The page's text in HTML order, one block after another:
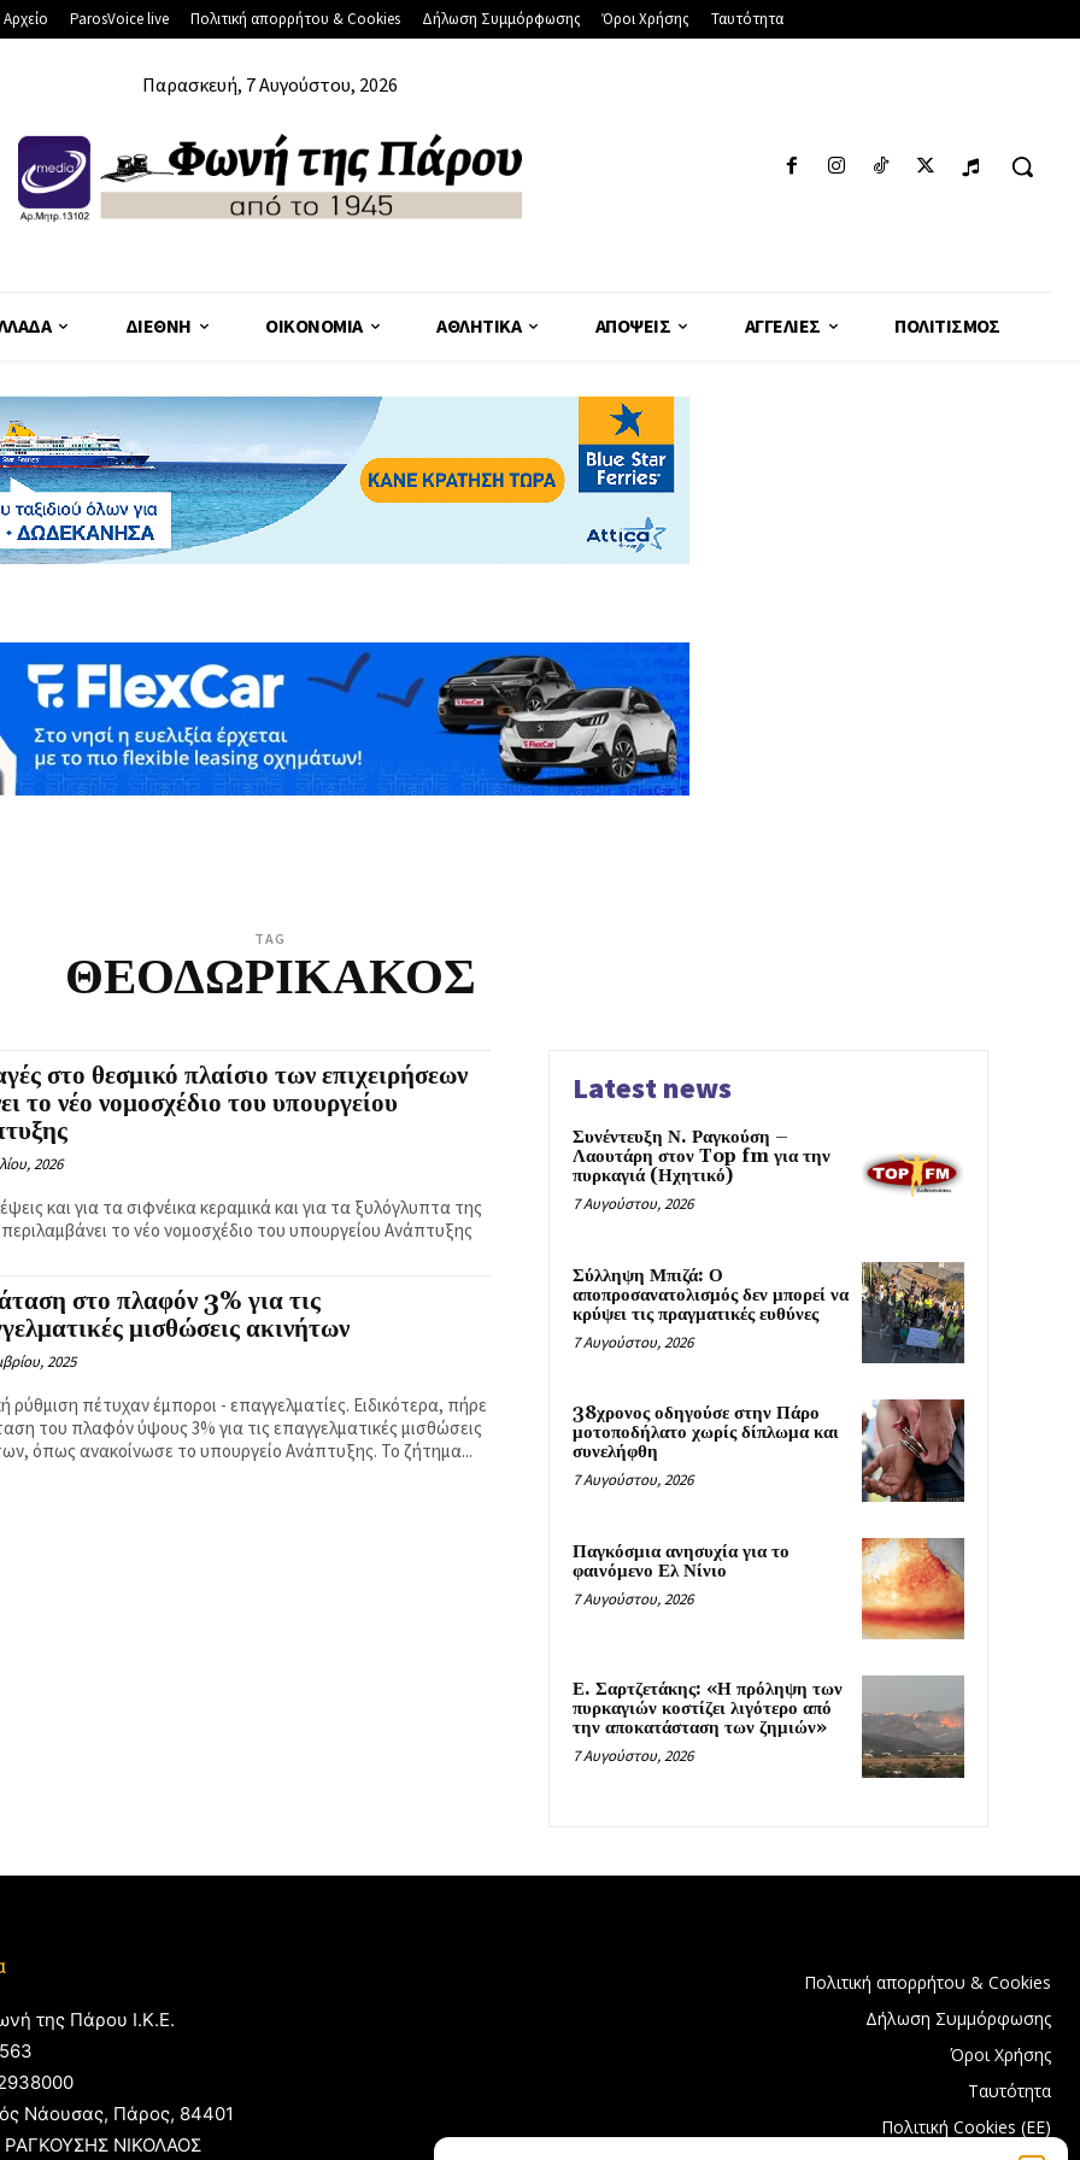
ParosVoice live Πολιτική απορρήτου & Cookies Δήλωση Συμμόρφωσης Όροι Χρήσης Ταυτότητα
Παρασκευή, 7 Αυγούστου, 2026
ΔΙΕΘΝΉ ΟΙΚΟΝΟΜΊΑ ΑΘΛΗΤΙΚΆ ΑΠΌΨΕΙΣ ΑΓΓΕΛΊΕΣ ΠΟΛΙΤΙΣΜΌΣ
TAG
ΘΕΟΔΩΡΙΚΑΚΟΣ
στο θεσμικό πλαίσιο των επιχειρήσεων
το νέο νομοσχέδιο του υπουργείου
2026
και για τα σιφνέικα κεραμικά και για τα ξυλόγλυπτα της
το νέο νομοσχέδιο του υπουργείου Ανάπτυξης
στο πλαφόν 3% για τις
μισθώσεις ακινήτων
2025
ρύθμιση πέτυχαν έμποροι - επαγγελματίες. Ειδικότερα, πήρε
του πλαφόν ύψους 3% για τις επαγγελματικές μισθώσεις
ακινήτων, όπως ανακοίνωσε το υπουργείο Ανάπτυξης. Το ζήτημα...
Latest news
Συνέντευξη Ν. Ραγκούση –
Λαουτάρη στον Top fm για την
πυρκαγιά (Ηχητικό)
7 Αυγούστου, 2026
Σύλληψη Μπιζά: Ο
αποπροσανατολισμός δεν μπορεί να
κρύψει τις πραγματικές ευθύνες
7 Αυγούστου, 2026
38χρονος οδηγούσε στην Πάρο
μοτοποδήλατο χωρίς δίπλωμα και
συνελήφθη
7 Αυγούστου, 2026
Παγκόσμια ανησυχία για το
φαινόμενο Ελ Νίνιο
7 Αυγούστου, 2026
Ε. Σαρτζετάκης: «Η πρόληψη των
πυρκαγιών κοστίζει λιγότερο από
την αποκατάσταση των ζημιών»
7 Αυγούστου, 2026
της Πάρου Ι.Κ.Ε.
Νάουσας, Πάρος, 84401
ΝΙΚΟΛΑΟΣ
Πολιτική απορρήτου & Cookies
Δήλωση Συμμόρφωσης
Όροι Χρήσης
Ταυτότητα
Πολιτική Cookies (ΕΕ)